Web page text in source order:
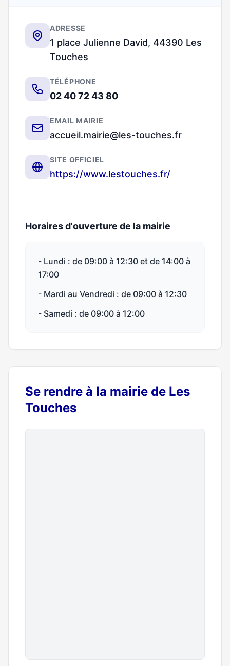
ADRESSE
1 place Julienne David, 44390 Les
Touches
TÉLÉPHONE
02 40 72 43 80
EMAIL MAIRIE
accueil.mairie@les-touches.fr
SITE OFFICIEL
https://www.lestouches.fr/
Horaires d'ouverture de la mairie
- Lundi : de 09:00 à 12:30 et de 14:00 à
17:00
- Mardi au Vendredi : de 09:00 à 12:30
- Samedi : de 09:00 à 12:00
Se rendre à la mairie de Les
Touches